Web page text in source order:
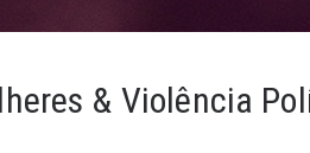
& Violência